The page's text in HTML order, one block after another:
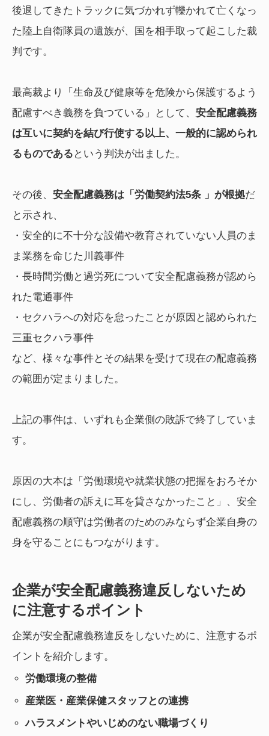
後退してきたトラックに気づかれず轢かれて亡くなっ
た陸上自衛隊員の遺族が、国を相手取って起こした裁
判です。
最高裁より「生命及び健康等を危険から保護するよう
配慮すべき義務を負つている」として、 安全配慮義務
は互いに契約を結び行使する以上、一般的に認められ
るものである という判決が出ました。
その後、 安全配慮義務は「労働契約法5条 」が根拠だ
と示され、
・安全的に不十分な設備や教育されていない人員のま
ま業務を命じた川義事件
・長時間労働と過労死について安全配慮義務が認めら
れた電通事件
・セクハラへの対応を怠ったことが原因と認められた
三重セクハラ事件
など、様々な事件とその結果を受けて現在の配慮義務
の範囲が定まりました。
上記の事件は、いずれも企業側の敗訴で終了していま
す。
原因の大本は「労働環境や就業状態の把握をおろそか
にし、労働者の訴えに耳を貸さなかったこと」、安全
配慮義務の順守は労働者のためのみならず企業自身の
身を守ることにもつながります。
企業が安全配慮義務違反しないため
に注意するポイント
企業が安全配慮義務違反をしないために、注意するポ
イントを紹介します。
労働環境の整備
産業医・産業保健スタッフとの連携
ハラスメントやいじめのない職場づくり